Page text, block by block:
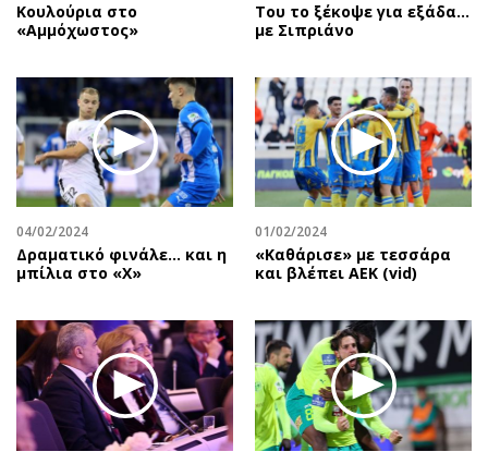
Κουλούρια στο
«Αμμόχωστος»
Του το ξέκοψε για εξάδα…
με Σιπριάνο
04/02/2024
Δραματικό φινάλε… και η
μπίλια στο «Χ»
01/02/2024
«Καθάρισε» με τεσσάρα
και βλέπει ΑΕΚ (vid)